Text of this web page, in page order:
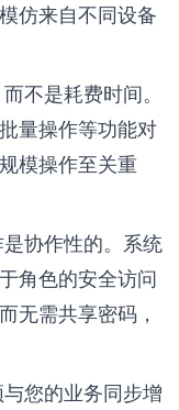
仿来自不同设备
不是耗费时间。
量操作等功能对
模操作至关重
协作性的。系统
角色的安全访问
无需共享密码，
您的业务同步增